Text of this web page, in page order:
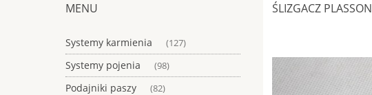
MENU
Systemy karmienia (127)
Systemy pojenia (98)
Podajniki paszy (82)
ŚLIZGACZ PLASSON